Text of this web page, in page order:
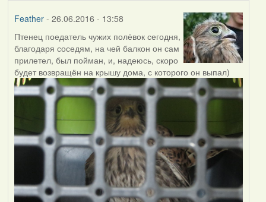
Feather- 26.06.2016 - 13:58
Птенец поедатель чужих полёвок сегодня,
благодаря соседям, на чей балкон он сам
прилетел, был пойман, и, надеюсь, скоро
будет возвращён на крышу дома, с которого он выпал)